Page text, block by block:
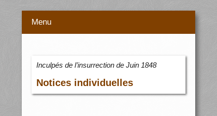
Menu
Inculpés de l’insurrection de Juin 1848
Notices individuelles